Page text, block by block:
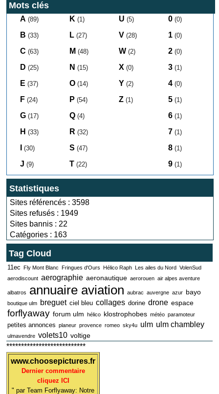
Mots clés
A (89)
B (33)
C (63)
D (25)
E (37)
F (24)
G (17)
H (33)
(30)
J (9)
K (1)
L (27)
M (48)
N (15)
O (14)
P (54)
Q (4)
R (32)
S (47)
T (22)
U (5)
V (28)
W (2)
X (0)
Y (2)
Z (1)
0 (0)
1 (0)
2 (0)
3 (1)
4 (0)
5 (1)
6 (1)
7 (1)
8 (1)
9 (1)
Statistiques
Sites référencés : 3598
Sites refusés : 1949
Sites bannis : 22
Catégories : 163
Tag Cloud
11ec Fly Mont Blanc Fringues d'Ours Hélico Raph Les ailes du Nord VolenSud
aerodiscount aerographie aeronautique aerorouen air alpes aventure
albatros annuaire aviation aubrac auvergne azur bayo
boutique ulm breguet ciel bleu collages dorine drone espace
forflyaway forum ulm hélico klostrophobes météo paramoteur
petites annonces planeur provence romeo sky4u ulm ulm chambley
ulmavendre volets10 voltige
***************************
www.choosepictures.fr
Dernier commentaire
cliquez ICI
" par Team Forflyaway: Notre